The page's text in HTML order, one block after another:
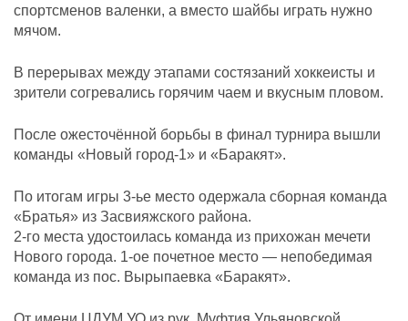
спортсменов валенки, а вместо шайбы играть нужно
мячом.
В перерывах между этапами состязаний хоккеисты и
зрители согревались горячим чаем и вкусным пловом.
После ожесточённой борьбы в финал турнира вышли
команды «Новый город-1» и «Баракят».
По итогам игры 3-ье место одержала сборная команда
«Братья» из Засвияжского района.
2-го места удостоилась команда из прихожан мечети
Нового города. 1-ое почетное место — непобедимая
команда из пос. Вырыпаевка «Баракят».